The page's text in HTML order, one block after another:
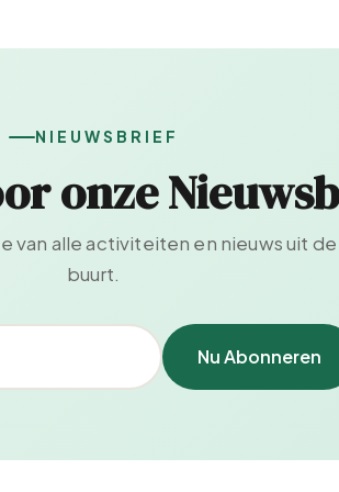
NIEUWSBRIEF
onze
van alle activiteiten en nieuws uit de
buurt.
Nu Abonneren